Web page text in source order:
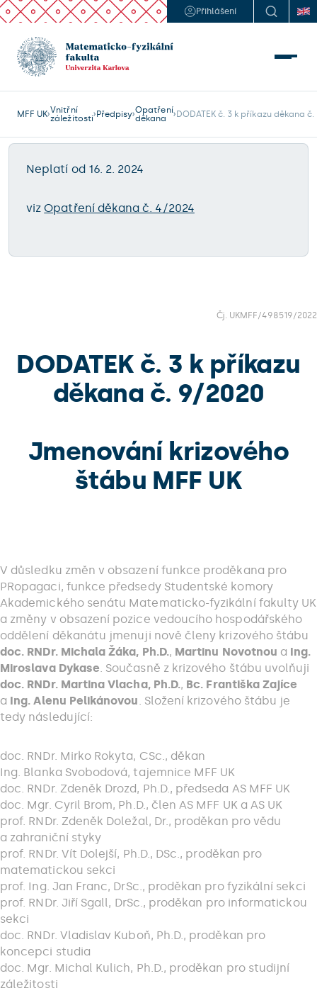
Přihlášení
MFF UK Vnitřní
záležitosti Předpisy Opatření
děkana
Neplatí od 16. 2. 2024
vizOpatření děkana č. 4/2024
Čj. UKMFF/498519/2022
DODATEK č. 3 k příkazu
děkana č. 9/2020
Jmenování krizového
štábu MFF UK
V důsledku změn v obsazení funkce proděkana pro
PRopagaci, funkce předsedy Studentské komory
Akademického senátu Matematicko-fyzikální fakulty UK
a změny v obsazení pozice vedoucího hospodářského
oddělení děkanátu jmenuji nově členy krizového štábu
doc. RNDr. Michala Žáka, Ph.D., Martinu Novotnou a Ing.
Miroslava Dykase. Současně z krizového štábu uvolňuji
doc. RNDr. Martina Vlacha, Ph.D., Bc. Františka Zajíce
a Ing. Alenu Pelikánovou. Složení krizového štábu je
tedy následující:
doc. RNDr. Mirko Rokyta, CSc., děkan
Ing. Blanka Svobodová, tajemnice MFF UK
doc. RNDr. Zdeněk Drozd, Ph.D., předseda AS MFF UK
doc. Mgr. Cyril Brom, Ph.D., člen AS MFF UK a AS UK
prof. RNDr. Zdeněk Doležal, Dr., proděkan pro vědu
a zahraniční styky
prof. RNDr. Vít Dolejší, Ph.D., DSc., proděkan pro
matematickou sekci
prof. Ing. Jan Franc, DrSc., proděkan pro fyzikální sekci
prof. RNDr. Jiří Sgall, DrSc., proděkan pro informatickou
sekci
doc. RNDr. Vladislav Kuboň, Ph.D., proděkan pro
koncepci studia
doc. Mgr. Michal Kulich, Ph.D., proděkan pro studijní
záležitosti